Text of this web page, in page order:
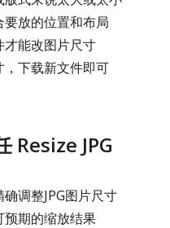
放的位置和布局
才能改图片尺寸
下载新文件即可
Resize JPG
调整JPG图片尺寸
期的缩放结果